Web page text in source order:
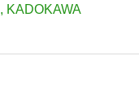
KADOKAWA